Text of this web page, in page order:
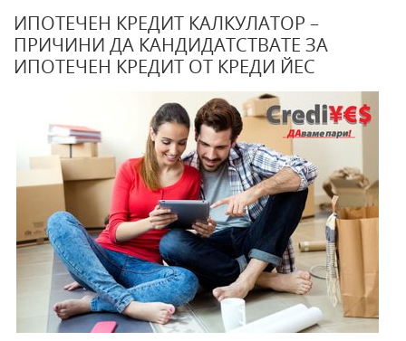
ИПОТЕЧЕН КРЕДИТ КАЛКУЛАТОР –
ПРИЧИНИ ДА КАНДИДАТСТВАТЕ ЗА
ИПОТЕЧЕН КРЕДИТ ОТ КРЕДИ ЙЕС